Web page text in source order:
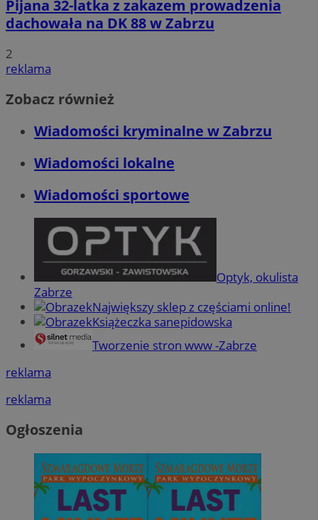
Pijana 32-latka z zakazem prowadzenia
dachowała na DK 88 w Zabrzu
2
reklama
Zobacz również
Wiadomości kryminalne w Zabrzu
Wiadomości lokalne
Wiadomości sportowe
Optyk, okulista
Zabrze
Największy sklep z częściami online!
Książeczka sanepidowska
Tworzenie stron www -Zabrze
reklama
reklama
Ogłoszenia